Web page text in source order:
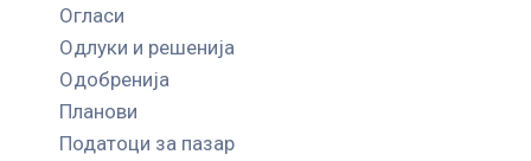
Огласи
Одлуки и решенија
Одобренија
Планови
Податоци за пазар